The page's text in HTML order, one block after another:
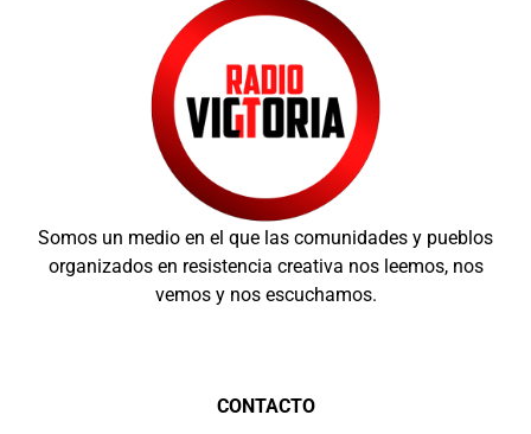
Somos un medio en el que las comunidades y pueblos
organizados en resistencia creativa nos leemos, nos
vemos y nos escuchamos.
CONTACTO